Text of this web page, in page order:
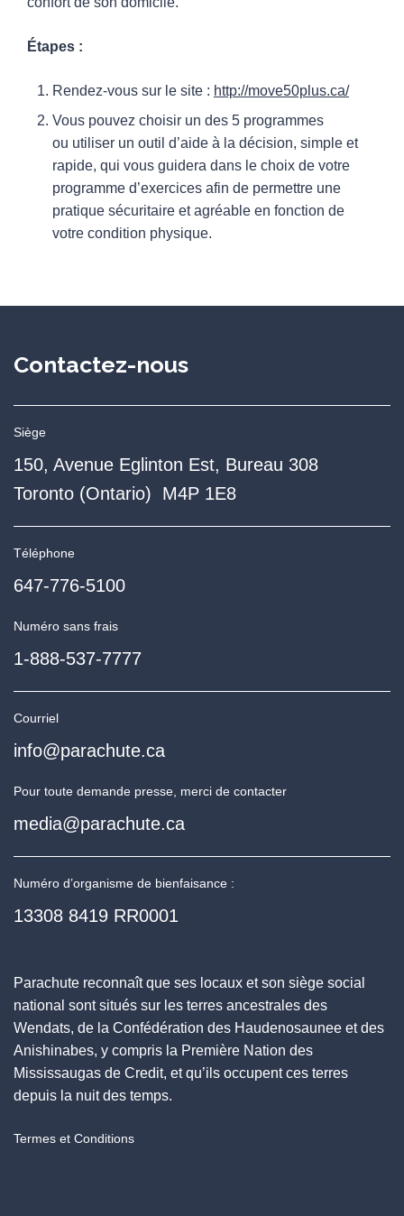
Étapes :
Rendez-vous sur le site : http://move50plus.ca/
Vous pouvez choisir un des 5 programmes
ou utiliser un outil d’aide à la décision, simple et
rapide, qui vous guidera dans le choix de votre
programme d’exercices afin de permettre une
pratique sécuritaire et agréable en fonction de
votre condition physique.
Contactez-nous
Siège
150, Avenue Eglinton Est, Bureau 308
Toronto (Ontario) M4P 1E8
Téléphone
647-776-5100
Numéro sans frais
1-888-537-7777
Courriel
info@parachute.ca
Pour toute demande presse, merci de contacter
media@parachute.ca
Numéro d’organisme de bienfaisance :
13308 8419 RR0001
Parachute reconnaît que ses locaux et son siège social
national sont situés sur les terres ancestrales des
Wendats, de la Confédération des Haudenosaunee et des
Anishinabes, y compris la Première Nation des
Mississaugas de Credit, et qu’ils occupent ces terres
depuis la nuit des temps.
Termes et Conditions